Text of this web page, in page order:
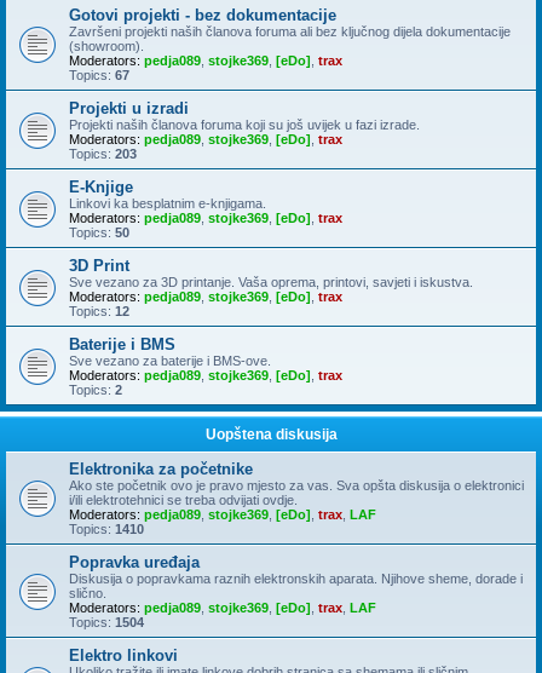
Gotovi projekti - bez dokumentacije
Završeni projekti naših članova foruma ali bez ključnog dijela dokumentacije
(showroom).
Moderators: pedja089 stojke369 [eDo] trax
Topics: 67
Projekti u izradi
Projekti naših članova foruma koji su još uvijek u fazi izrade.
Moderators: pedja089 stojke369 [eDo] trax
Topics: 203
E-Knjige
Linkovi ka besplatnim e-knjigama.
Moderators: pedja089 stojke369 [eDo] trax
Topics: 50
3D Print
Sve vezano za 3D printanje. Vaša oprema, printovi, savjeti i iskustva.
Moderators: pedja089 stojke369 [eDo] trax
Topics: 12
Baterije i BMS
Sve vezano za baterije i BMS-ove.
Moderators: pedja089 stojke369 [eDo] trax
Topics: 2
Uopštena diskusija
Elektronika za početnike
Ako ste početnik ovo je pravo mjesto za vas. Sva opšta diskusija o elektronici
i/ili elektrotehnici se treba odvijati ovdje.
Moderators: pedja089 stojke369 [eDo] trax LAF
Topics: 1410
Popravka uređaja
Diskusija o popravkama raznih elektronskih aparata. Njihove sheme, dorade i
slično.
Moderators: pedja089 stojke369 [eDo] trax LAF
Topics: 1504
Elektro linkovi